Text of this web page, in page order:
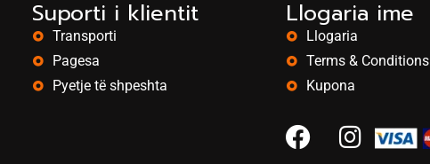
Suporti i klientit
Transporti
Pagesa
Pyetje të shpeshta
Llogaria ime
Llogaria
Terms & Conditions
Kupona